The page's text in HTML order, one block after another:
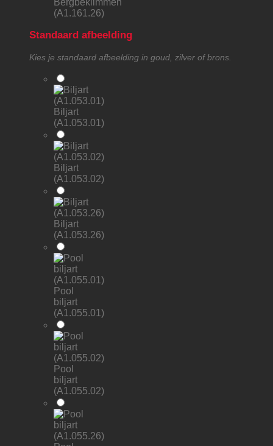
(A1.161.26)
Standaard afbeelding
Kies je standaard afbeelding in goud, zilver of brons.
Biljart
(A1.053.01)
Biljart
(A1.053.02)
Biljart
(A1.053.26)
Pool
biljart
(A1.055.01)
Pool
biljart
(A1.055.02)